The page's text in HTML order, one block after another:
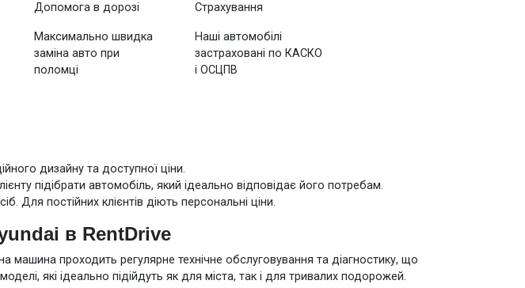
Допомога в дорозі
Максимально швидка
заміна авто при
поломці
Страхування
Наші автомобілі
застраховані по КАСКО
і ОСЦПВ
дизайну та доступної ціни.
підібрати автомобіль, який ідеально відповідає його потребам.
Для постійних клієнтів діють персональні ціни.
в RentDrive
машина проходить регулярне технічне обслуговування та діагностику, що
які ідеально підійдуть як для міста, так і для тривалих подорожей.